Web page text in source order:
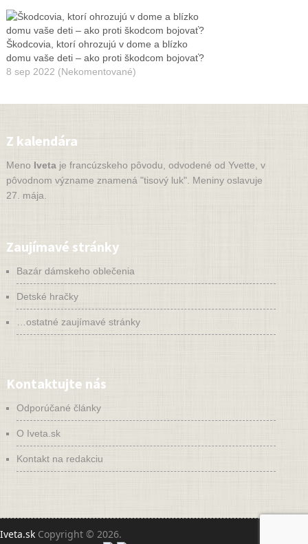
Škodcovia, ktorí ohrozujú v dome a blízko
domu vaše deti – ako proti škodcom bojovať?
8 sep 2022 (Nekomentované)
Z kalendára
Meno Ivetaje francúzskeho pôvodu, odvodené od Yvette, v
pôvodnom význame znamená "tisový luk". Meniny oslavuje
27. mája.
Zaujímavé stránky
Bazár dámskeho oblečenia
Detské hračky
…ostatné zaujímavé stránky
Kontaktujte nás
Odporúčané články
O Iveta.sk
Kontakt na redakciu
Iveta.sk Copyright © 2026.